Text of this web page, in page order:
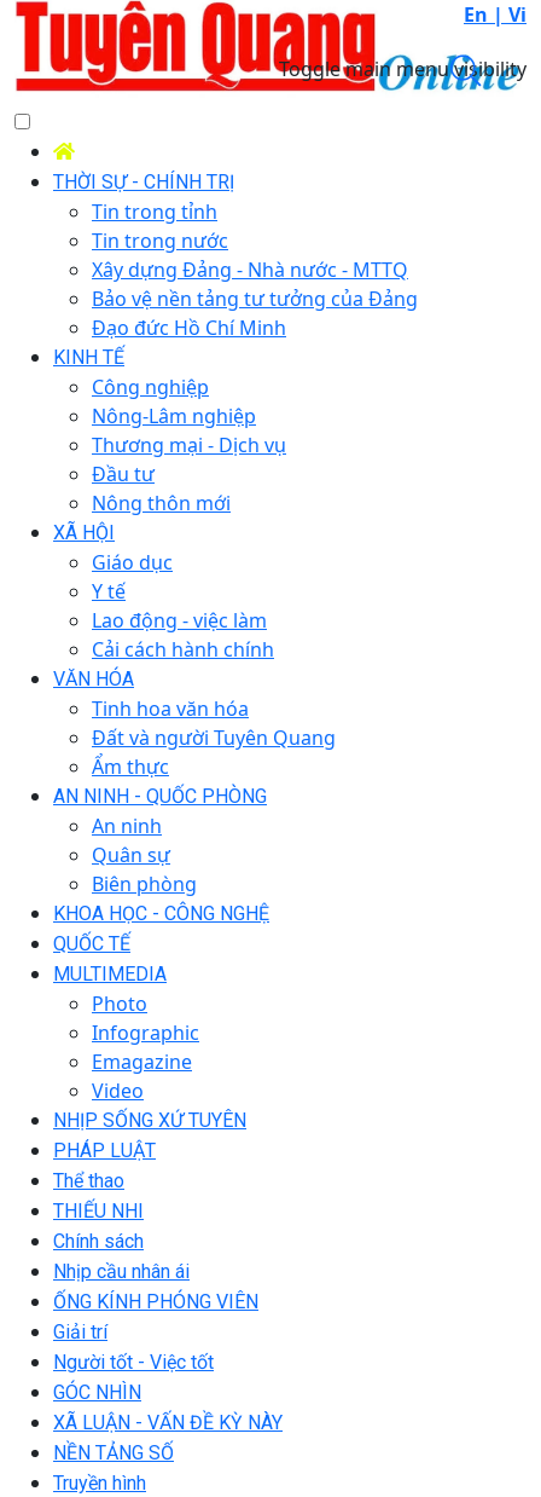
En | Vi
Toggle main menu visibility
THỜI SỰ - CHÍNH TRỊ
Tin trong tỉnh
Tin trong nước
Xây dựng Đảng - Nhà nước - MTTQ
Bảo vệ nền tảng tư tưởng của Đảng
Đạo đức Hồ Chí Minh
KINH TẾ
Công nghiệp
Nông-Lâm nghiệp
Thương mại - Dịch vụ
Đầu tư
Nông thôn mới
XÃ HỘI
Giáo dục
Y tế
Lao động - việc làm
Cải cách hành chính
VĂN HÓA
Tinh hoa văn hóa
Đất và người Tuyên Quang
Ẩm thực
AN NINH - QUỐC PHÒNG
An ninh
Quân sự
Biên phòng
KHOA HỌC - CÔNG NGHỆ
QUỐC TẾ
MULTIMEDIA
Photo
Infographic
Emagazine
Video
NHỊP SỐNG XỨ TUYÊN
PHÁP LUẬT
Thể thao
THIẾU NHI
Chính sách
Nhịp cầu nhân ái
ỐNG KÍNH PHÓNG VIÊN
Giải trí
Người tốt - Việc tốt
GÓC NHÌN
XÃ LUẬN - VẤN ĐỀ KỲ NÀY
NỀN TẢNG SỐ
Truyền hình